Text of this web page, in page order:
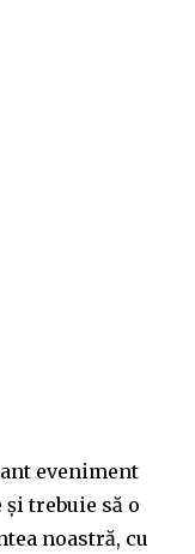
eveniment
trebuie să o
noastră, cu